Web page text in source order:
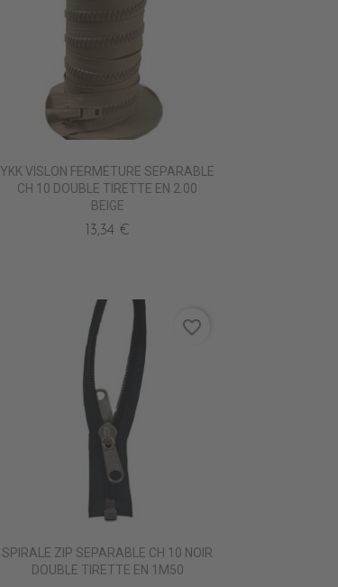
YKK VISLON FERMETURE SEPARABLE
CH 10 DOUBLE TIRETTE EN 2.00
BEIGE
13,34 €
SPIRALE ZIP SEPARABLE CH 10 NOIR
DOUBLE TIRETTE EN 1M50
favorite_border